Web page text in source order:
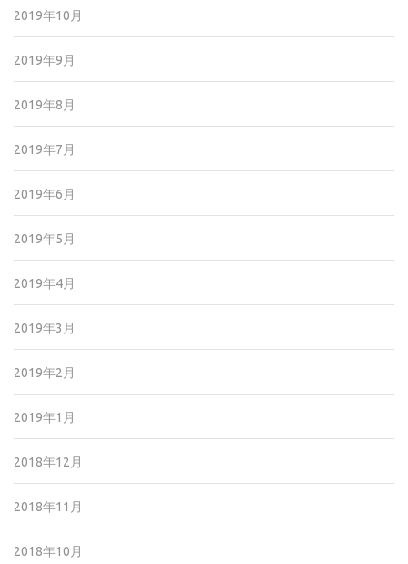
2019年10月
2019年9月
2019年8月
2019年7月
2019年6月
2019年5月
2019年4月
2019年3月
2019年2月
2019年1月
2018年12月
2018年11月
2018年10月